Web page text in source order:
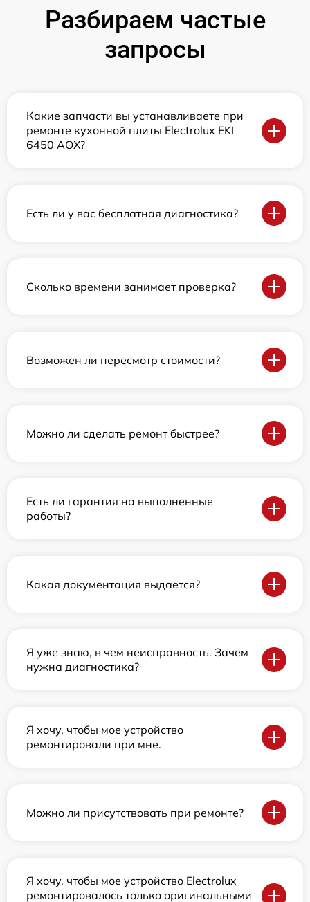
Разбираем частые
запросы
Какие запчасти вы устанавливаете при
ремонте кухонной плиты Electrolux EKI
6450 AOX?
Есть ли у вас бесплатная диагностика?
Сколько времени занимает проверка?
Возможен ли пересмотр стоимости?
Можно ли сделать ремонт быстрее?
Есть ли гарантия на выполненные
работы?
Какая документация выдается?
Я уже знаю, в чем неисправность. Зачем
нужна диагностика?
Я хочу, чтобы мое устройство
ремонтировали при мне.
Можно ли присутствовать при ремонте?
Я хочу, чтобы мое устройство Electrolux
ремонтировалось только оригинальными